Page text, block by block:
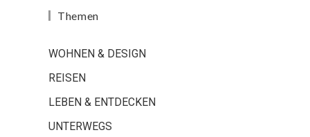
Themen
WOHNEN & DESIGN
REISEN
LEBEN & ENTDECKEN
UNTERWEGS